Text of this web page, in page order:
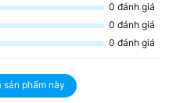
0 đánh giá
0 đánh giá
0 đánh giá
phẩm này